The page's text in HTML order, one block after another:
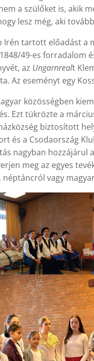
a szülőket is, akik
lesz még, aki
Irén tartott előadást a
49-es forradalom
az Ungarnrealt
Az eseményt egy
közösségben
Ezt tükrözte a
biztosított
és a Csodaország
nagyban hozzájárul
meg az egyes
néptáncról vagy